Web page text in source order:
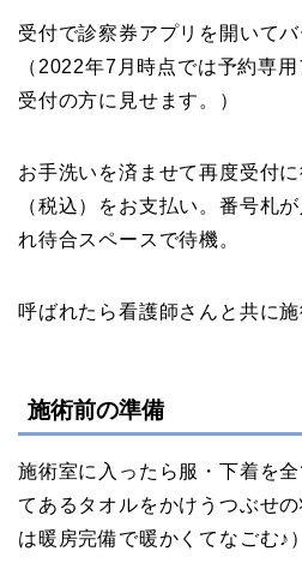
受付で診察券アプリを開いて
（2022年7月時点では予約専
受付の方に見せます。）
お手洗いを済ませて再度受付
（税込）をお支払い。番号札
れ待合スペースで待機。
呼ばれたら看護師さんと共に施
施術前の準備
施術室に入ったら服・下着を
てあるタオルをかけうつぶせ
は暖房完備で暖かくてなごむ♪）